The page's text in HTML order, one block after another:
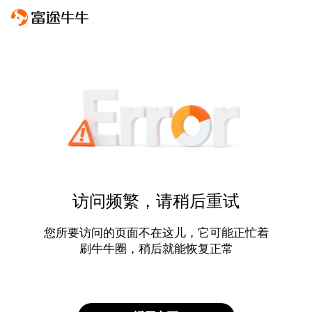
访问频繁，请稍后重试
您所要访问的页面不在这儿，它可能正忙着
刷牛牛圈，稍后就能恢复正常